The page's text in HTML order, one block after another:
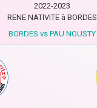
2022-2023
RENE NATIVITE à BORDES
BORDES vs PAU NOUSTY